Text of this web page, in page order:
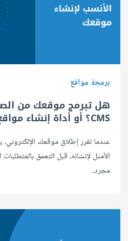
برمجة مواقع
هل تبرمج موقعك من
CMS؟ أو أداة إنشاء مواقع؟
عندما تقرر إطلاق موقعك الإلكتروني،
الأمثل لإنشائه، قبل التعمق
مجرد..